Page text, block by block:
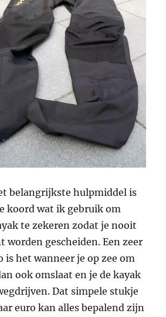
belangrijkste hulpmiddel is
koord wat ik gebruik om
te zekeren zodat je nooit
worden gescheiden. Een zeer
is het wanneer je op zee om
ook omslaat en je de kayak
Dat simpele stukje
euro kan alles bepalend zijn